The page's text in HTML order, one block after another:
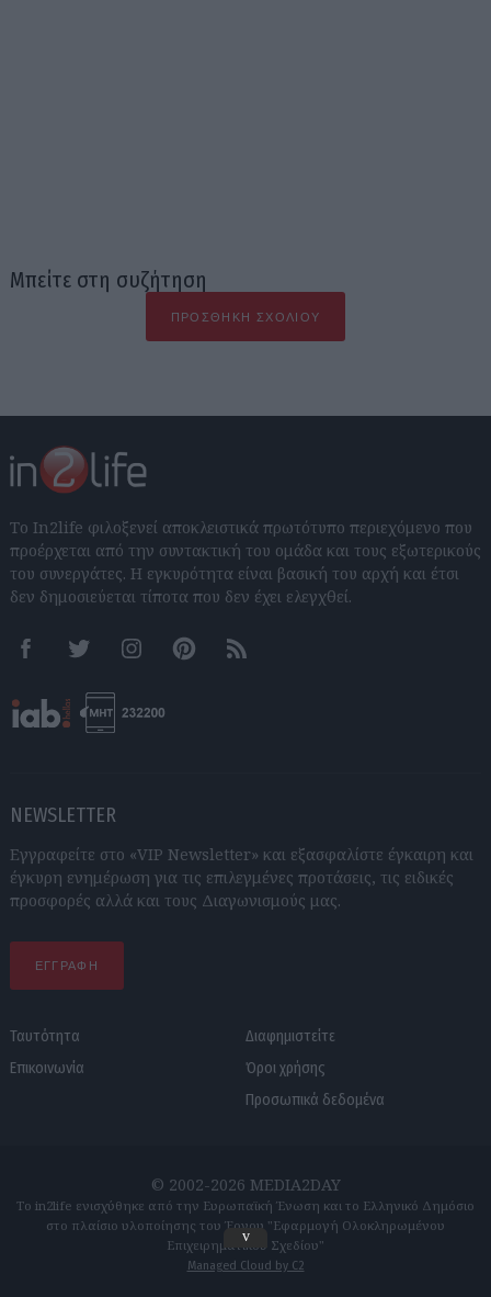
Μπείτε στη συζήτηση
ΠΡΟΣΘΉΚΗ ΣΧΟΛΊΟΥ
Το In2life φιλοξενεί αποκλειστικά πρωτότυπο περιεχόμενο που
προέρχεται από την συντακτική του ομάδα και τους εξωτερικούς
του συνεργάτες. Η εγκυρότητα είναι βασική του αρχή και έτσι
δεν δημοσιεύεται τίποτα που δεν έχει ελεγχθεί.
FacebookTwitter InstagramPinterestRSS feeds
NEWSLETTER
Εγγραφείτε στο «VIP Newsletter» και εξασφαλίστε έγκαιρη και
έγκυρη ενημέρωση για τις επιλεγμένες προτάσεις, τις ειδικές
προσφορές αλλά και τους Διαγωνισμούς μας.
ΕΓΓΡΑΦΗ
Ταυτότητα
Επικοινωνία
Διαφημιστείτε
Όροι χρήσης
Προσωπικά δεδομένα
© 2002-2026 MEDIA2DAY
Το in2life ενισχύθηκε από την Ευρωπαϊκή Ένωση και το Ελληνικό Δημόσιο
στο πλαίσιο υλοποίησης του Έργου "Εφαρμογή Ολοκληρωμένου
Επιχειρηματικού Σχεδίου"
Managed Cloud by C2
v